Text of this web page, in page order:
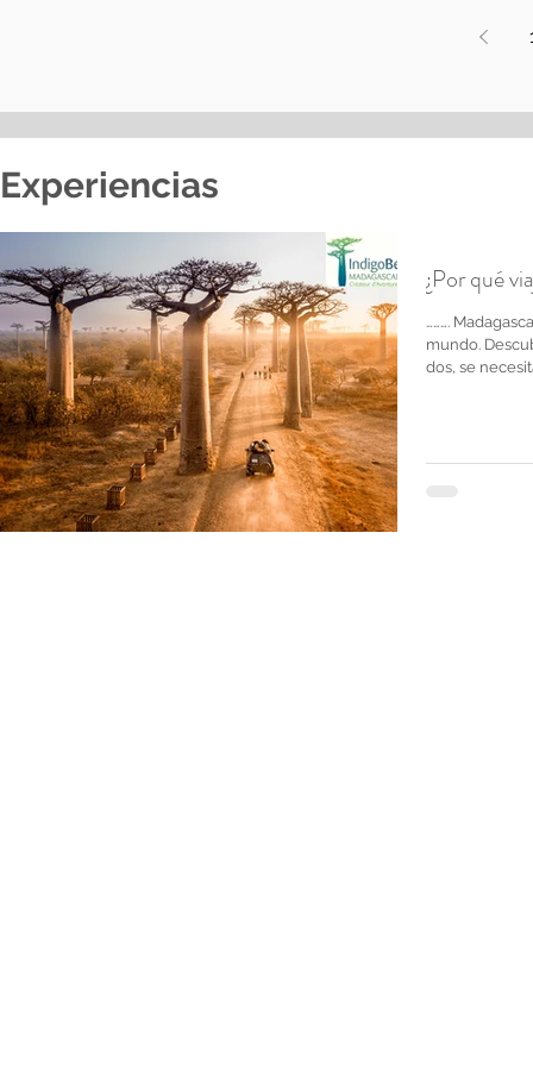
¿Por qué
……….
mundo.
dos, se
Experiencias